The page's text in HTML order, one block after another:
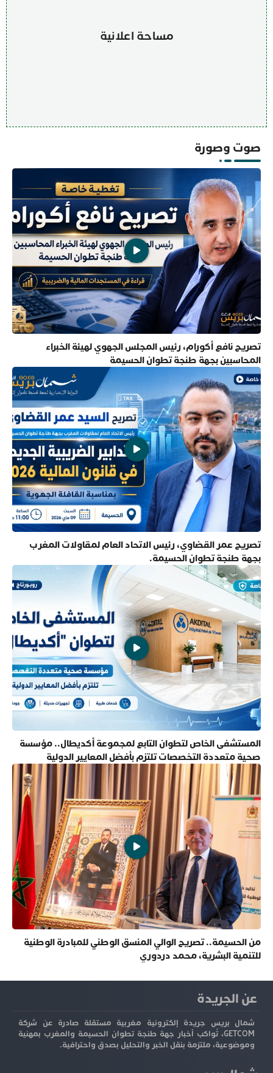
مساحة اعلانية
صوت وصورة
تصريح نافع أكورام، رئيس المجلس الجهوي لهيئة الخبراء
المحاسبين بجهة طنجة تطوان الحسيمة
تصريح عمر القضاوي، رئيس الاتحاد العام لمقاولات المغرب
بجهة طنجة تطوان الحسيمة.
المستشفى الخاص لتطوان التابع لمجموعة أكديطال.. مؤسسة
صحية متعددة التخصصات تلتزم بأفضل المعايير الدولية
من الحسيمة.. تصريح الوالي المنسق الوطني للمبادرة الوطنية
للتنمية البشرية، محمد دردوري
عن الجريدة
شمال بريس جريدة إلكترونية مغربية مستقلة صادرة عن شركة
GETCOM، تُواكب أخبار جهة طنجة تطوان الحسيمة والمغرب بمهنية
وموضوعية، ملتزمة بنقل الخبر والتحليل بصدق واحترافية.